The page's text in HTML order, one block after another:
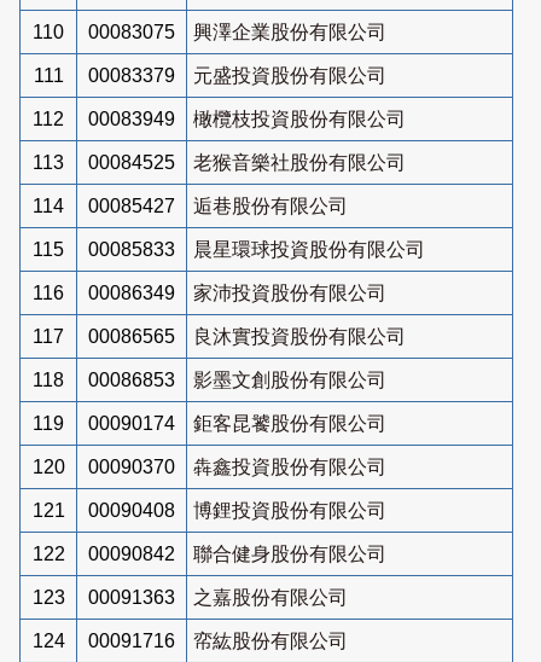
110 00083075 興澤企業股份有限公司
111 00083379 元盛投資股份有限公司
112 00083949 橄欖枝投資股份有限公司
113 00084525 老猴音樂社股份有限公司
114 00085427 逅巷股份有限公司
115 00085833 晨星環球投資股份有限公司
116 00086349 家沛投資股份有限公司
117 00086565 良沐實投資股份有限公司
118 00086853 影墨文創股份有限公司
119 00090174 鉅客昆饕股份有限公司
120 00090370 犇鑫投資股份有限公司
121 00090408 博鋰投資股份有限公司
122 00090842 聯合健身股份有限公司
123 00091363 之嘉股份有限公司
124 00091716 帟紘股份有限公司